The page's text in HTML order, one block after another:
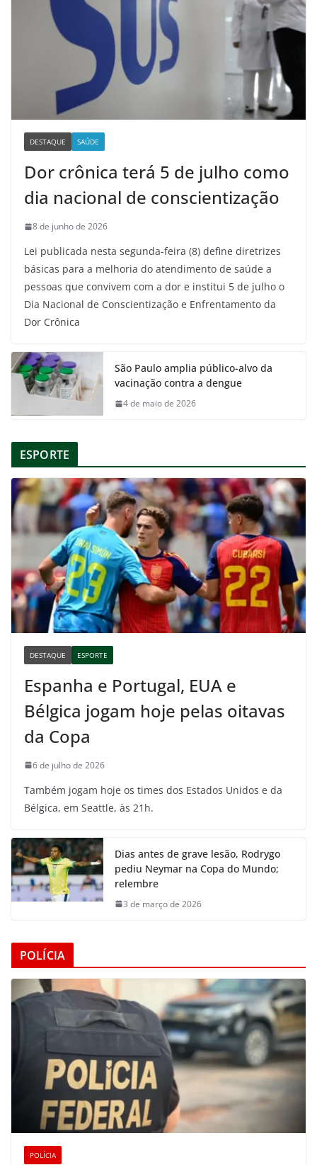
DESTAQUE SAÚDE
Dor crônica terá 5 de julho como
dia nacional de conscientização
8 de junho de 2026
Lei publicada nesta segunda-feira (8) define diretrizes
básicas para a melhoria do atendimento de saúde a
pessoas que convivem com a dor e institui 5 de julho o
Dia Nacional de Conscientização e Enfrentamento da
Dor Crônica
São Paulo amplia público-alvo da
vacinação contra a dengue
4 de maio de 2026
ESPORTE
DESTAQUE ESPORTE
Espanha e Portugal, EUA e
Bélgica jogam hoje pelas oitavas
da Copa
6 de julho de 2026
Também jogam hoje os times dos Estados Unidos e da
Bélgica, em Seattle, às 21h.
Dias antes de grave lesão, Rodrygo
pediu Neymar na Copa do Mundo;
relembre
3 de março de 2026
POLÍCIA
POLÍCIA